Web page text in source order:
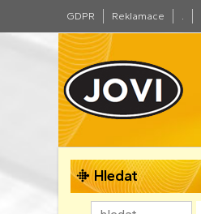
GDPR Reklamace .
Hledat